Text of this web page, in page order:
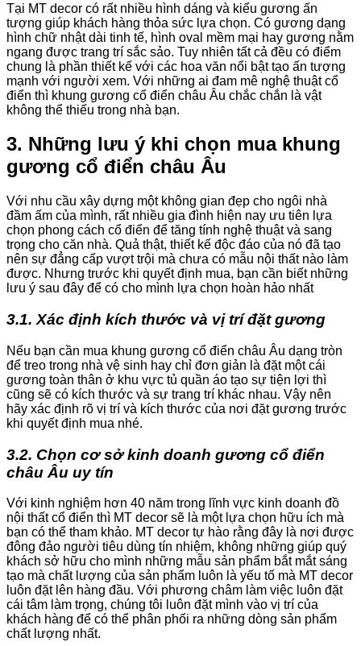
Tại MT decor có rất nhiều hình dáng và kiểu gương ấn
tượng giúp khách hàng thỏa sức lựa chọn. Có gương dạng
hình chữ nhật dài tinh tế, hình oval mềm mại hay gương nằm
ngang được trang trí sắc sảo. Tuy nhiên tất cả đều có điểm
chung là phần thiết kế với các hoa văn nổi bật tạo ấn tượng
mạnh với người xem. Với những ai đam mê nghệ thuật cổ
điển thì khung gương cổ điển châu Âu chắc chắn là vật
không thể thiếu trong nhà bạn.
3. Những lưu ý khi chọn mua khung
gương cổ điển châu Âu
Với nhu cầu xây dựng một không gian đẹp cho ngôi nhà
đầm ấm của mình, rất nhiều gia đình hiện nay ưu tiên lựa
chọn phong cách cổ điển để tăng tính nghệ thuật và sang
trọng cho căn nhà. Quả thật, thiết kế độc đáo của nó đã tạo
nên sự đẳng cấp vượt trội mà chưa có mẫu nội thất nào làm
được. Nhưng trước khi quyết định mua, bạn cần biết những
lưu ý sau đây để có cho mình lựa chọn hoàn hảo nhất
3.1. Xác định kích thước và vị trí đặt gương
Nếu bạn cần mua khung gương cổ điển châu Âu dạng tròn
để treo trong nhà vệ sinh hay chỉ đơn giản là đặt một cái
gương toàn thân ở khu vực tủ quần áo tạo sự tiện lợi thì
cũng sẽ có kích thước và sự trang trí khác nhau. Vậy nên
hãy xác định rõ vị trí và kích thước của nơi đặt gương trước
khi quyết định mua nhé.
3.2. Chọn cơ sở kinh doanh gương cổ điển
châu Âu uy tín
Với kinh nghiệm hơn 40 năm trong lĩnh vực kinh doanh đồ
nội thất cổ điển thì MT decor sẽ là một lựa chọn hữu ích mà
bạn có thể tham khảo. MT decor tự hào rằng đây là nơi được
đông đảo người tiêu dùng tín nhiệm, không những giúp quý
khách sở hữu cho mình những mẫu sản phẩm bắt mắt sáng
tạo mà chất lượng của sản phẩm luôn là yếu tố mà MT decor
luôn đặt lên hàng đầu. Với phương châm làm việc luôn đặt
cái tâm làm trọng, chúng tôi luôn đặt mình vào vị trí của
khách hàng để có thể phân phối ra những dòng sản phẩm
chất lượng nhất.